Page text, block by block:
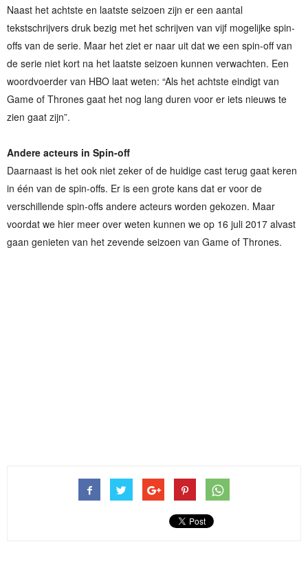
Naast het achtste en laatste seizoen zijn er een aantal
tekstschrijvers druk bezig met het schrijven van vijf mogelijke spin-
offs van de serie. Maar het ziet er naar uit dat we een spin-off van
de serie niet kort na het laatste seizoen kunnen verwachten. Een
woordvoerder van HBO laat weten: “Als het achtste eindigt van
Game of Thrones gaat het nog lang duren voor er iets nieuws te
zien gaat zijn”.
Andere acteurs in Spin-off
Daarnaast is het ook niet zeker of de huidige cast terug gaat keren
in één van de spin-offs. Er is een grote kans dat er voor de
verschillende spin-offs andere acteurs worden gekozen. Maar
voordat we hier meer over weten kunnen we op 16 juli 2017 alvast
gaan genieten van het zevende seizoen van Game of Thrones.